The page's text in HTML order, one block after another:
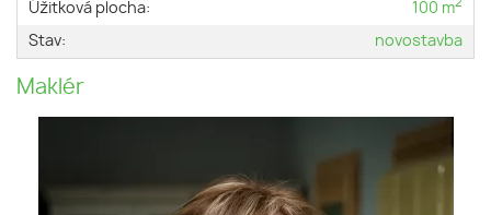
Úžitková plocha:
100 m2
Stav: novostavba
Maklér